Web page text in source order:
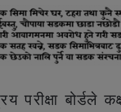
परीक्षा